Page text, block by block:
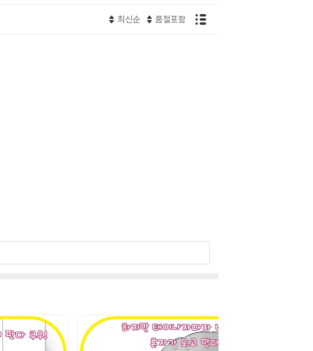
최신순 품절포함